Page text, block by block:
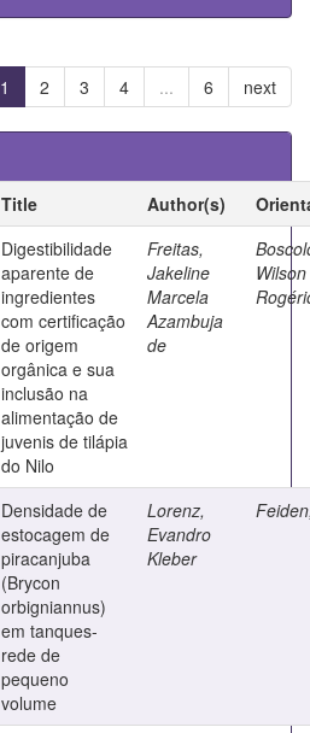
1 2 3 4 ... 6 next
Title Author(s)
Digestibilidade
aparente de
ingredientes
com certificação
de origem
orgânica e sua
inclusão na
alimentação de
juvenis de tilápia
do Nilo
Freitas,
Jakeline
Marcela
Azambuja
de
Wilson
Densidade de
estocagem de
piracanjuba
(Brycon
orbigniannus)
em tanques-
rede de
pequeno
volume
Lorenz,
Evandro
Kleber